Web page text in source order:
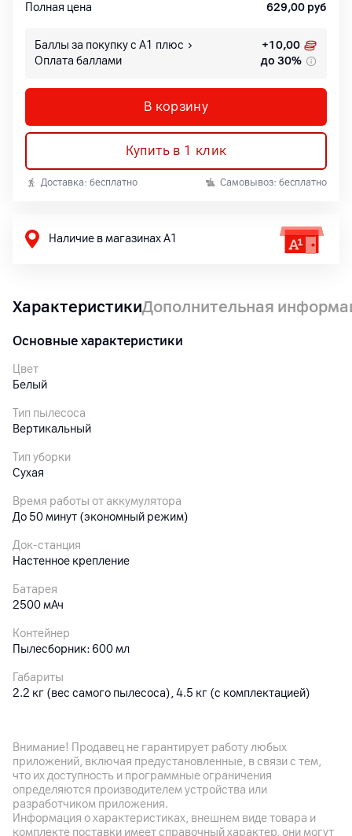
Полная цена
629,00 руб
Баллы за покупку с А1 плюс +10,00
Оплата баллами
до 30%
В корзину
Купить в 1 клик
Доставка: бесплатно Самовывоз: бесплатно
Наличие в магазинах А1
ХарактеристикиДополнительная
Основные характеристики
Цвет
Белый
Тип пылесоса
Вертикальный
Тип уборки
Сухая
Время работы от аккумулятора
До 50 минут (экономный режим)
Док-станция
Настенное крепление
Батарея
2500 мАч
Контейнер
Пылесборник: 600 мл
Габариты
2.2 кг (вес самого пылесоса), 4.5 кг (с комплектацией)
загрязнения; эффективная фильтрация: 99.9%; шарнир
(поворачивается на 180°); подсветка; дисплей; номинальная
мощность: 700 Вт; уровень шума менее 79 дБ; зарядка через
разъем USB-C
Внимание! Продавец не гарантирует работу любых
приложений, включая предустановленные, в связи с тем,
что их доступность и программные ограничения
определяются производителем устройства или
разработчиком приложения.
Информация о характеристиках, внешнем виде товара и
комплекте поставки имеет справочный характер, они могут